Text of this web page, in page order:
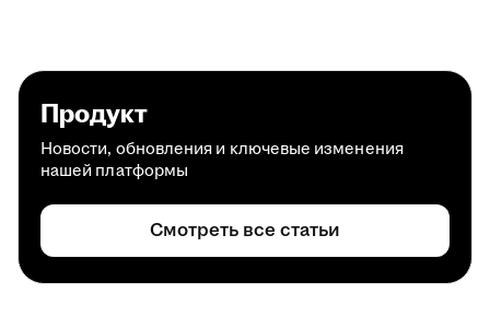
Продукт
Новости, обновления и ключевые изменения
нашей платформы
Смотреть все статьи